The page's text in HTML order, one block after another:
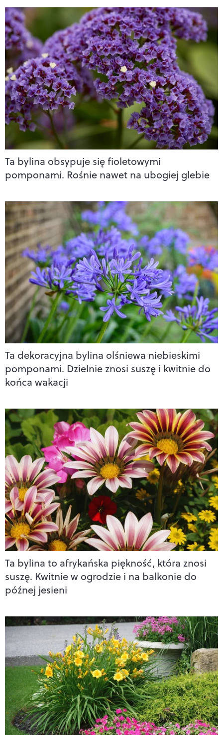
Ta bylina obsypuje się fioletowymi
pomponami. Rośnie nawet na ubogiej glebie
Ta dekoracyjna bylina olśniewa niebieskimi
pomponami. Dzielnie znosi suszę i kwitnie do
końca wakacji
Ta bylina to afrykańska piękność, która znosi
suszę. Kwitnie w ogrodzie i na balkonie do
późnej jesieni